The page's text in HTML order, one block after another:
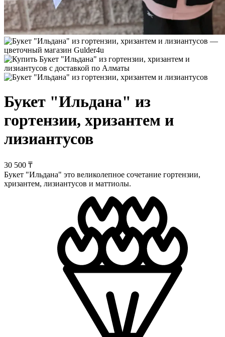
Букет "Ильдана" из
гортензии, хризантем и
лизиантусов
30 500 ₸
Букет "Ильдана" это великолепное сочетание гортензии,
хризантем, лизиантусов и маттиолы.